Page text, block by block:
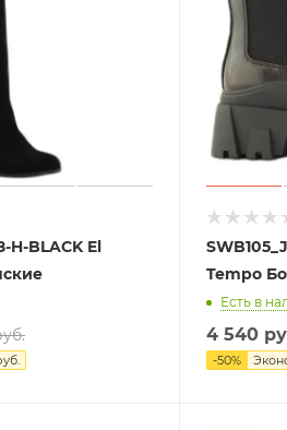
H-BLACK El
Tempo
Есть в
4 540
-50%